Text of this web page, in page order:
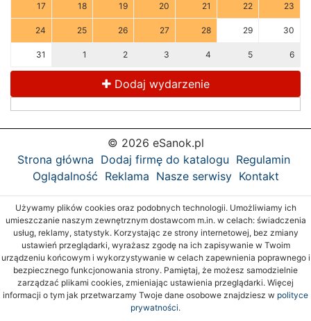
17 18 19 20 21 22 23
24 25 26 27 28 29 30
31 1 2 3 4 5 6
Dodaj wydarzenie
© 2026 eSanok.pl
Strona główna Dodaj firmę do katalogu Regulamin
Oglądalność Reklama Nasze serwisy Kontakt
Używamy plików cookies oraz podobnych technologii. Umożliwiamy ich
umieszczanie naszym zewnętrznym dostawcom m.in. w celach: świadczenia
usług, reklamy, statystyk. Korzystając ze strony internetowej, bez zmiany
ustawień przeglądarki, wyrażasz zgodę na ich zapisywanie w Twoim
urządzeniu końcowym i wykorzystywanie w celach zapewnienia poprawnego i
bezpiecznego funkcjonowania strony. Pamiętaj, że możesz samodzielnie
zarządzać plikami cookies, zmieniając ustawienia przeglądarki. Więcej
informacji o tym jak przetwarzamy Twoje dane osobowe znajdziesz w polityce
prywatności.